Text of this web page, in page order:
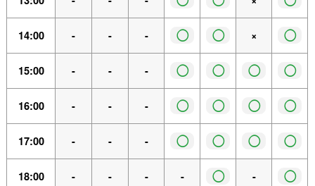
14:00 - - - ◯ ◯ × ◯
15:00 - - - ◯ ◯ ◯ ◯
16:00 - - - ◯ ◯ ◯ ◯
17:00 - - - ◯ ◯ ◯ ◯
18:00 - - - - ◯ - ◯